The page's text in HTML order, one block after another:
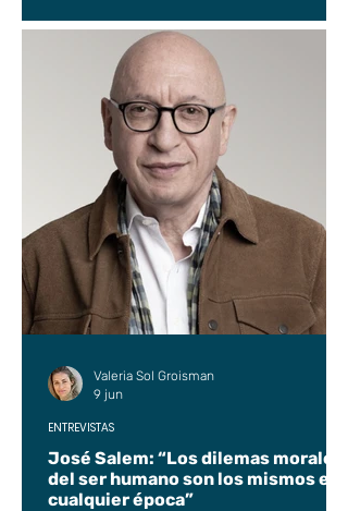
José Salem: “Los dilemas morales
del ser humano son los mismos en
cualquier época”
ENTREVISTAS
Valeria Sol Groisman
9 jun